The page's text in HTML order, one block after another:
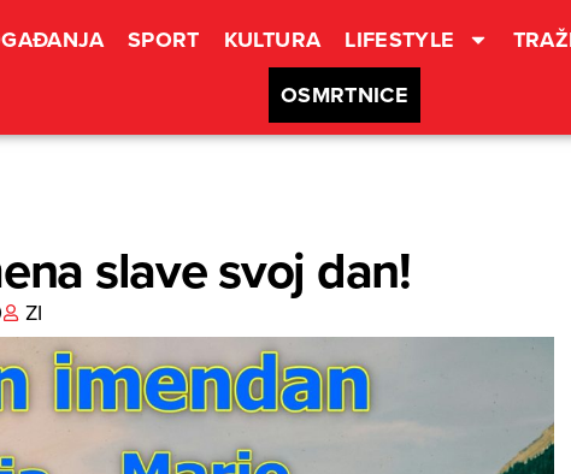
SPORT KULTURA LIFESTYLE
OSMRTNICE
slave svoj dan!
ZI